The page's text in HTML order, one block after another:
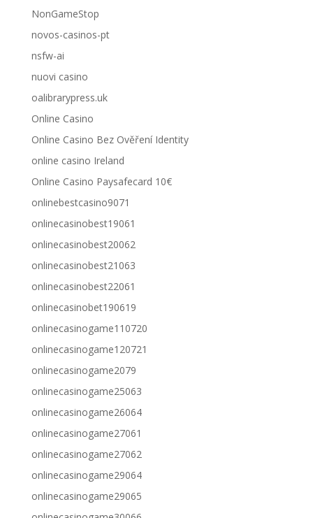
NonGameStop
novos-casinos-pt
nsfw-ai
nuovi casino
oalibrarypress.uk
Online Casino
Online Casino Bez Ověření Identity
online casino Ireland
Online Casino Paysafecard 10€
onlinebestcasino9071
onlinecasinobest19061
onlinecasinobest20062
onlinecasinobest21063
onlinecasinobest22061
onlinecasinobet190619
onlinecasinogame110720
onlinecasinogame120721
onlinecasinogame2079
onlinecasinogame25063
onlinecasinogame26064
onlinecasinogame27061
onlinecasinogame27062
onlinecasinogame29064
onlinecasinogame29065